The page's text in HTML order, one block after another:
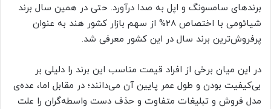
برندهای سامسونگ و اپل به صدا درآورد. حتی در همین سال برند
شیائومی با اختصاص 28% از سهم بازار کشور هند به عنوان
پرفروش‌ترین برند سال در این کشور معرفی شد.
در این میان برخی از افراد قیمت مناسب این برند را دلیلی بر
بی‌کیفیت بودن و طول عمر پایین آن می‌دانند؛ در مقابل اما، عده‌ی
مدل فروش و تبلیغات متفاوت و حذف دست واسطه‌گران را علت